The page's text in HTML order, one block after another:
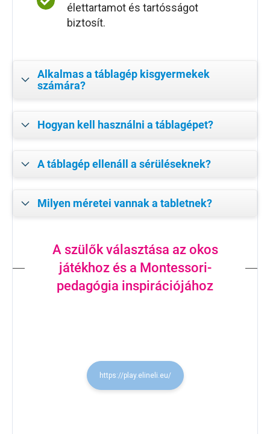
élettartamot és tartósságot
biztosít.
Alkalmas a táblagép kisgyermekek
számára?
Hogyan kell használni a táblagépet?
A táblagép ellenáll a sérüléseknek?
Milyen méretei vannak a tabletnek?
A szülők választása az okos
játékhoz és a Montessori-
pedagógia inspirációjához
https://play.elineli.eu/